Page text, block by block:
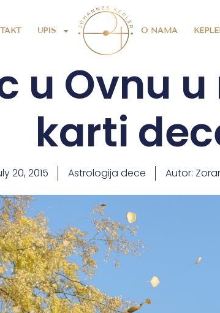
UPIS O NAMA
u Ovnu
karti
20, 2015 Astrologija dece Autor: